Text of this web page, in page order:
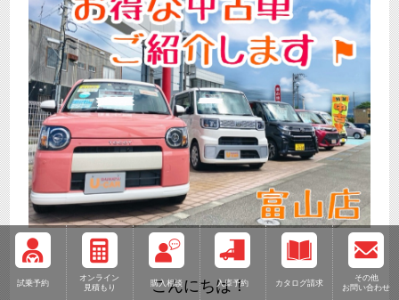
試乗予約
オンライン
見積もり
購入相談 入庫予約 カタログ請求
その他
お問い合わせ
こんにちは！